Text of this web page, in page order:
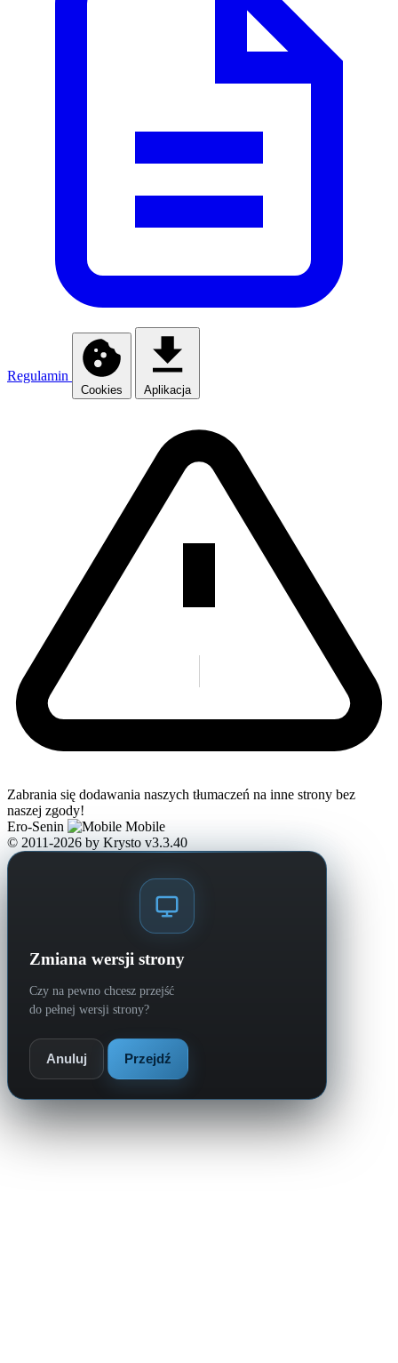
Regulamin
Cookies Aplikacja
Zabrania się dodawania naszych tłumaczeń na inne strony bez
naszej zgody!
Ero-Senin
Mobile
© 2011-2026 by Krysto v3.3.40
Zmiana wersji strony
Czy na pewno chcesz przejść
do pełnej wersji strony?
Anuluj Przejdź